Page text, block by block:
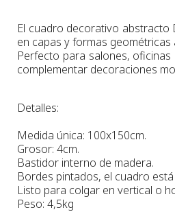
El cuadro decorativo
en capas y formas
Perfecto para salones,
complementar decoraciones
Detalles:
Medida única: 100x150cm.
Grosor: 4cm.
Bastidor interno de madera.
Bordes pintados, el cuadro
Listo para colgar en vertical o
Peso: 4,5kg